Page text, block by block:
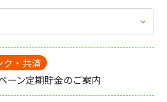
ク・共済
ーン定期貯金のご案内